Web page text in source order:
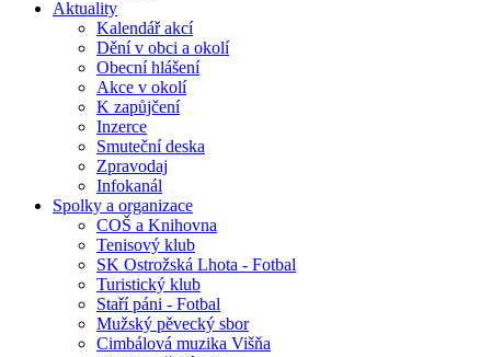
Aktuality
Kalendář akcí
Dění v obci a okolí
Obecní hlášení
Akce v okolí
K zapůjčení
Inzerce
Smuteční deska
Zpravodaj
Infokanál
Spolky a organizace
COŠ a Knihovna
Tenisový klub
SK Ostrožská Lhota - Fotbal
Turistický klub
Staří páni - Fotbal
Mužský pěvecký sbor
Cimbálová muzika Višňa